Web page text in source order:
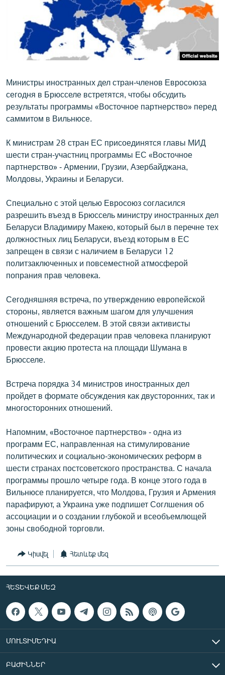
ՄԻՋԱԶԳԱՅԻՆ
ՄՇԱԿՈՒՅԹ
ՍՊՈՐՏ
ՄԵԿՆԱԲԱՆՈՒԹՅՈՒՆ
ՏՏ ԵՒ ԻՆՏԵՐՆԵՏ
ԿՈՐՈՆԱՎԻՐՈՒՍ
ԱՐԽԻՎ
ԲԱՆԱՎԵՃ
ՁԳՏԵԼՈՎ ԼԱՎԱԳՈՒՅՆԻՆ
Հայերեն
English
Русский
ՀԵՏԵՎԵՔ ՄԵԶ
«Ազատության» բոլոր կայքերը
Министры иностранных дел стран-членов Евросоюза
сегодня в Брюсселе встретятся, чтобы обсудить
результаты программы «Восточное партнерство» перед
саммитом в Вильнюсе.
К министрам 28 стран ЕС присоединятся главы МИД
шести стран-участниц программы ЕС «Восточное
партнерство» - Армении, Грузии, Азербайджана,
Молдовы, Украины и Беларуси.
Специально с этой целью Евросоюз согласился
разрешить въезд в Брюссель министру иностранных дел
Беларуси Владимиру Макею, который был в перечне тех
должностных лиц Беларуси, въезд которым в ЕС
запрещен в связи с наличием в Беларуси 12
политзаключенных и повсеместной атмосферой
попрания прав человека.
Сегодняшняя встреча, по утверждению европейской
стороны, является важным шагом для улучшения
отношений с Брюсселем. В этой связи активисты
Международной федерации прав человека планируют
провести акцию протеста на площади Шумана в
Брюсселе.
Встреча порядка 34 министров иностранных дел
пройдет в формате обсуждения как двусторонних, так и
многосторонних отношений.
Напомним, «Восточное партнерство» - одна из
программ ЕС, направленная на стимулирование
политических и социально-экономических реформ в
шести странах постсоветского пространства. С начала
программы прошло четыре года. В конце этого года в
Вильнюсе планируется, что Молдова, Грузия и Армения
парафируют, а Украина уже подпишет Соглшения об
ассоциации и о создании глубокой и всеобъемлющей
зоны свободной торговли.
Կիսվել Հետևեք մեզ
ՀԵՏԵՎԵՔ ՄԵԶ
ՄՈՒԼՏԻՄԵԴԻԱ
ԲԱԺԻՆՆԵՐ